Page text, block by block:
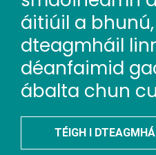
áitiúil a
dteagmháil
déanfaimid
ábalta chun
TÉIGH I